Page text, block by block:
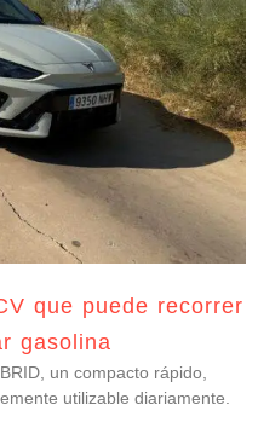
que puede recorrer
gasolina
un compacto rápido,
utilizable diariamente.